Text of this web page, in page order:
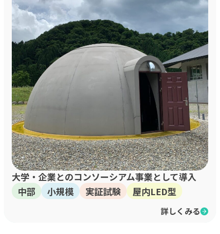
大学・企業とのコンソーシアム事業として導入
中部
小規模 実証試験 屋内LED型
詳しくみる